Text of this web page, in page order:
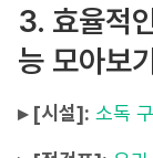
3. 효율적
능 모아보
▸ [시설]: 소독